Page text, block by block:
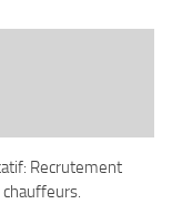
Recrutement